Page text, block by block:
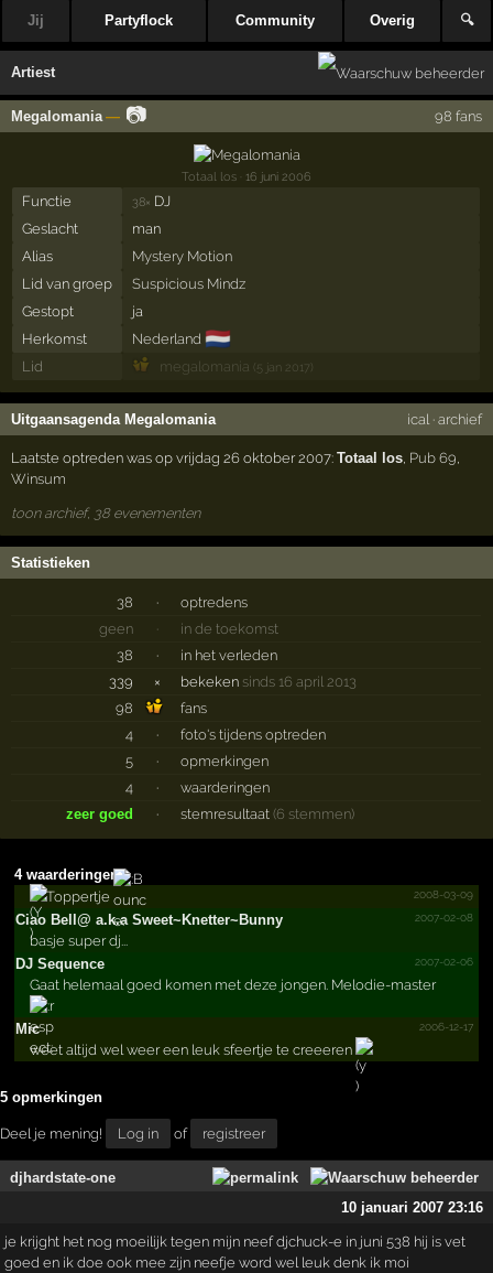
Jij Partyflock Community Overig 🔍
Artiest
Megalomania — 📷 98 fans
Totaal los · 16 juni 2006
Functie 38× DJ
Geslacht
man
Alias
Mystery Motion
Lid van groep
Suspicious Mindz
Gestopt
ja
Herkomst
Nederland 🇳🇱
Lid megalomania (5 jan 2017)
Uitgaansagenda Megalomania ical· archief
Laatste optreden was op vrijdag 26 oktober 2007:Totaal los Pub 69
Winsum
toon archief, 38 evenementen
Statistieken
38 ·
optredens
geen
·
in de toekomst
38
·
in het verleden
339
× bekeken sinds 16 april 2013
98
fans
4
·
foto's tijdens optreden
5
·
opmerkingen
4
·
waarderingen
zeer goed
· stemresultaat (6 stemmen)
4 waarderingen
2008-03-09
Toppertje
Ciao Bell@­ a.­k.­a Sweet~­Knette­r~Bunn­y
2007-02-08
basje super dj...
DJ Sequence
2007-02-06
Gaat helemaal goed komen met deze jongen. Melodie-master
Mic 2006-12-17
weet altijd wel weer een leuk sfeertje te creeeren
5 opmerkingen
Deel je mening! Log in of registreer
djhardstate-one
10 januari 2007 23:16
je krijght het nog moeilijk tegen mijn neef djchuck-e in juni 538 hij is vet
goed en ik doe ook mee zijn neefje word wel leuk denk ik moi